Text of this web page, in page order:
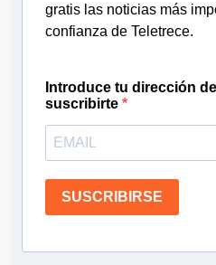
gratis las noticias más
confianza de Teletrece.
Introduce tu dirección
suscribirte
SUSCRIBIRSE